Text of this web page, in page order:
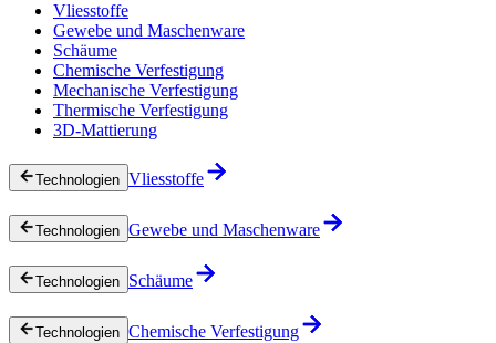
Vliesstoffe
Gewebe und Maschenware
Schäume
Chemische Verfestigung
Mechanische Verfestigung
Thermische Verfestigung
3D-Mattierung
Technologien Vliesstoffe
Technologien Gewebe und Maschenware
Technologien Schäume
Technologien Chemische Verfestigung